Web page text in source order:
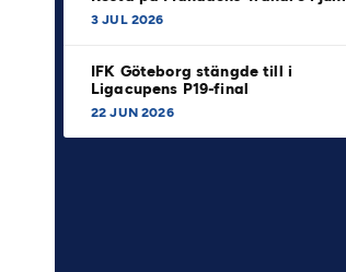
3 JUL 2026
IFK Göteborg stängde till i
Ligacupens P19-final
22 JUN 2026